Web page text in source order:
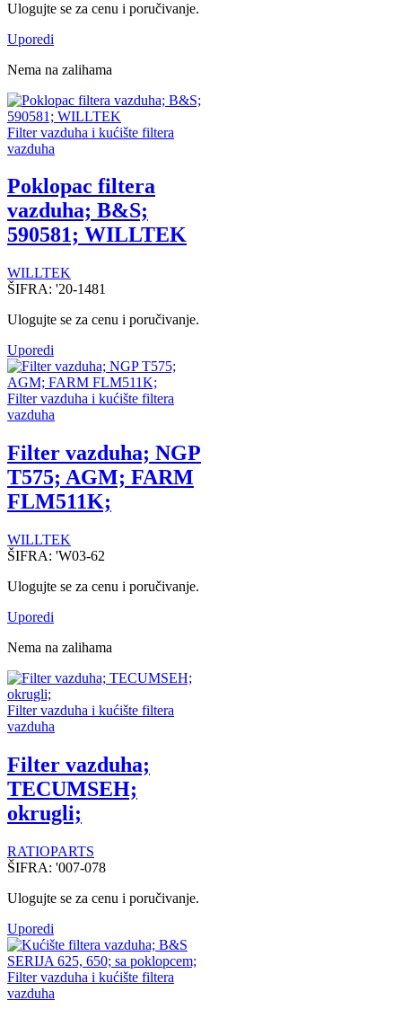
Ulogujte se za cenu i poručivanje.
Uporedi
Nema na zalihama
Filter vazduha i kućište filtera
vazduha
Poklopac filtera
vazduha; B&S;
590581; WILLTEK
WILLTEK
ŠIFRA: '20-1481
Ulogujte se za cenu i poručivanje.
Uporedi
Filter vazduha i kućište filtera
vazduha
Filter vazduha; NGP
T575; AGM; FARM
FLM511K;
WILLTEK
ŠIFRA: 'W03-62
Ulogujte se za cenu i poručivanje.
Uporedi
Nema na zalihama
Filter vazduha i kućište filtera
vazduha
Filter vazduha;
TECUMSEH;
okrugli;
RATIOPARTS
ŠIFRA: '007-078
Ulogujte se za cenu i poručivanje.
Uporedi
Filter vazduha i kućište filtera
vazduha